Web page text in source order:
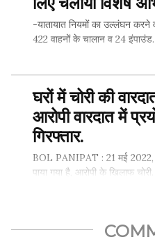
SHARE THIS...
-यातायात नियमों का उल्लंघन करने
422 वाहनों के चालान व 24
SHARE THIS...
घरों में चोरी की
आरोपी वारदात में
गिरफ्तार.
BOL PANIPAT : 21 मई 2022,
पाया गया है, आरोपी के खिलाफ चोरी…
SHARE THIS...